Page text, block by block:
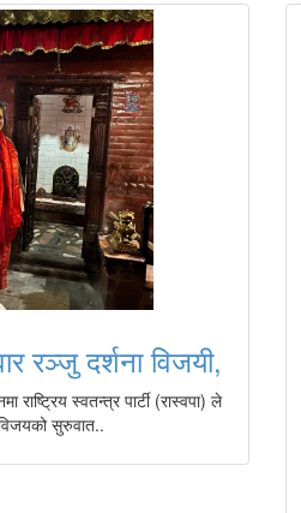
रञ्जु दर्शना विजयी,
राष्ट्रिय स्वतन्त्र पार्टी (रास्वपा) ले
सुरुवात..